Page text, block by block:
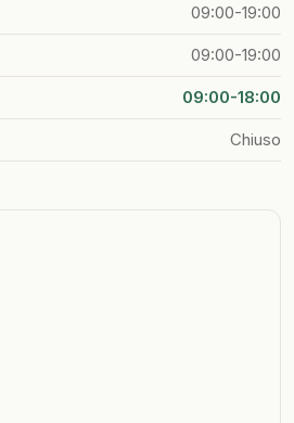
09:00-19:00
09:00-19:00
09:00-18:00
Chiuso